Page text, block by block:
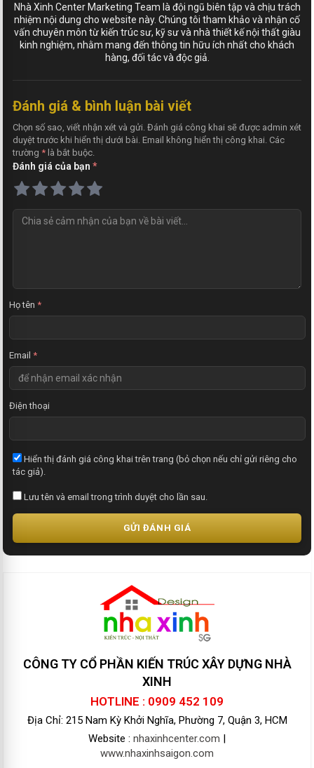
Nhà Xinh Center Marketing Team là đội ngũ biên tập và chịu trách
nhiệm nội dung cho website này. Chúng tôi tham khảo và nhận cố
vấn chuyên môn từ kiến trúc sư, kỹ sư và nhà thiết kế nội thất giàu
kinh nghiệm, nhằm mang đến thông tin hữu ích nhất cho khách
hàng, đối tác và độc giả.
Đánh giá & bình luận bài viết
Chọn số sao, viết nhận xét và gửi. Đánh giá công khai sẽ được admin xét
duyệt trước khi hiển thị dưới bài. Email không hiển thị công khai. Các
trường * là bắt buộc.
Đánh giá của bạn *
Họ tên *
Email *
Điện thoại
Hiển thị đánh giá công khai trên trang (bỏ chọn nếu chỉ gửi riêng cho
tác giả).
Lưu tên và email trong trình duyệt cho lần sau.
GỬI ĐÁNH GIÁ
CÔNG TY CỔ PHẦN KIẾN TRÚC XÂY DỰNG NHÀ
XINH
HOTLINE : 0909 452 109
Địa Chỉ: 215 Nam Kỳ Khởi Nghĩa, Phường 7, Quận 3, HCM
Website : nhaxinhcenter.com |
www.nhaxinhsaigon.com